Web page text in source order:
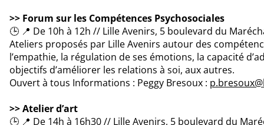
>> Forum sur les Compétences Psychosociales
🕒 📍 De 10h à 12h // Lille Avenirs, 5 boulevard du
Ateliers proposés par Lille Avenirs autour des
l’empathie, la régulation de ses émotions, la capacité
objectifs d’améliorer les relations à soi, aux autres.
Ouvert à tous Informations : Peggy Bresoux :
>> Atelier d’art
🕒 📍 De 14h à 16h30 // Lille Avenirs, 5 boulevard du